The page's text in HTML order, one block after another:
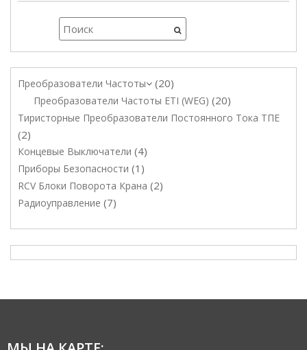
Преобразователи Частоты 20
Преобразователи Частоты ETI (WEG) 20
Тиристорные Преобразователи Постоянного Тока ТПЕ
2
Концевые Выключатели 4
Приборы Безопасности 1
RCV Блоки Поворота Крана 2
Радиоуправление 7